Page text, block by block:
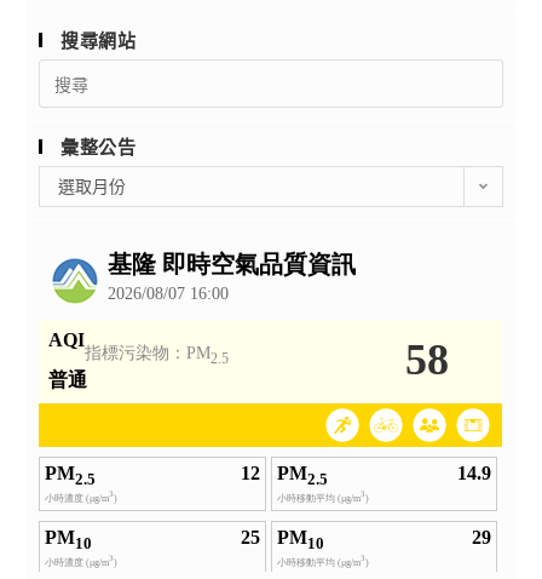
搜尋網站
Search
for:
彙整公告
整
選取月份